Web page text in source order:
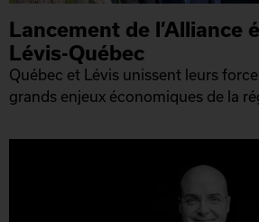
Lancement de l’Alliance
Lévis-Québec
Québec et Lévis unissent leurs
grands enjeux économiques de la